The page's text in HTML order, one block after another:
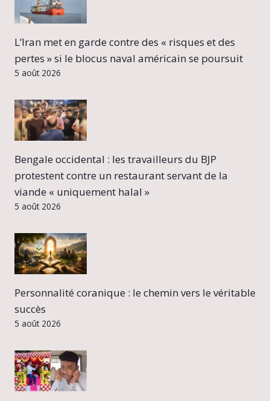
L’Iran met en garde contre des « risques et des
pertes » si le blocus naval américain se poursuit
5 août 2026
Bengale occidental : les travailleurs du BJP
protestent contre un restaurant servant de la
viande « uniquement halal »
5 août 2026
Personnalité coranique : le chemin vers le véritable
succès
5 août 2026